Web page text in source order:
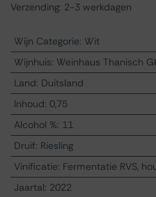
Verzending: 2-3 werkdagen
Wijn Categorie: Wit
Wijnhuis: Weinhaus Thanisch
Land: Duitsland
Inhoud: 0,75
Alcohol %: 11
Druif: Riesling
Vinificatie: Fermentatie RVS,
Jaartal: 2022